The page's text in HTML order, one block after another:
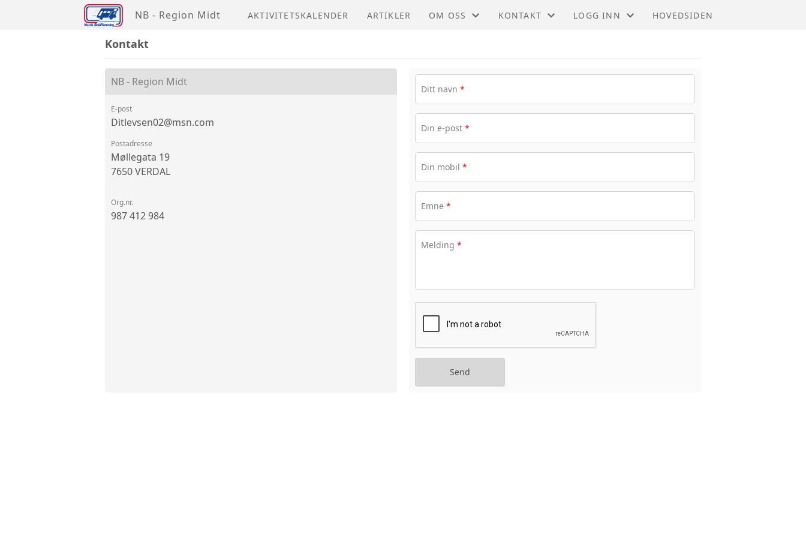
NB - Region Midt AKTIVITETSKALENDER ARTIKLER OM OSS
MØTEPROTOKOLLER
KONTAKT
STYRET
LOGG INN
STYREWEB (FOR TILLITSVALGTE)
HOVEDSIDEN
Kontakt
NB - Region Midt
E-post
Ditlevsen02@msn.com
Postadresse
Møllegata 19
7650 VERDAL
Org.nr.
987 412 984
Ditt navn *
Din e-post *
Din mobil *
Emne *
Melding *